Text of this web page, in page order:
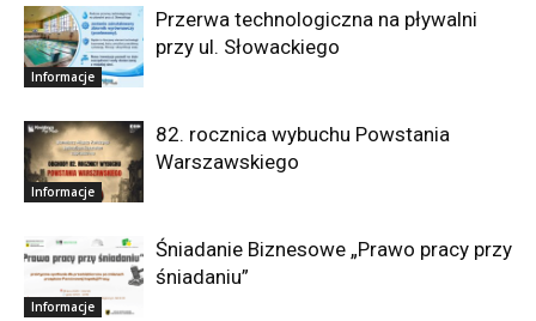
Informacje
Przerwa technologiczna na pływalni
przy ul. Słowackiego
Informacje
82. rocznica wybuchu Powstania
Warszawskiego
Informacje
Śniadanie Biznesowe „Prawo pracy przy
śniadaniu”